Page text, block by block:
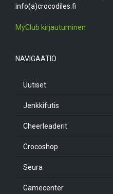
info(a)crocodiles.fi
MyClub kirjautuminen
NAVIGAATIO
Uutiset
Jenkkifutis
Cheerleaderit
Crocoshop
Seura
Gamecenter